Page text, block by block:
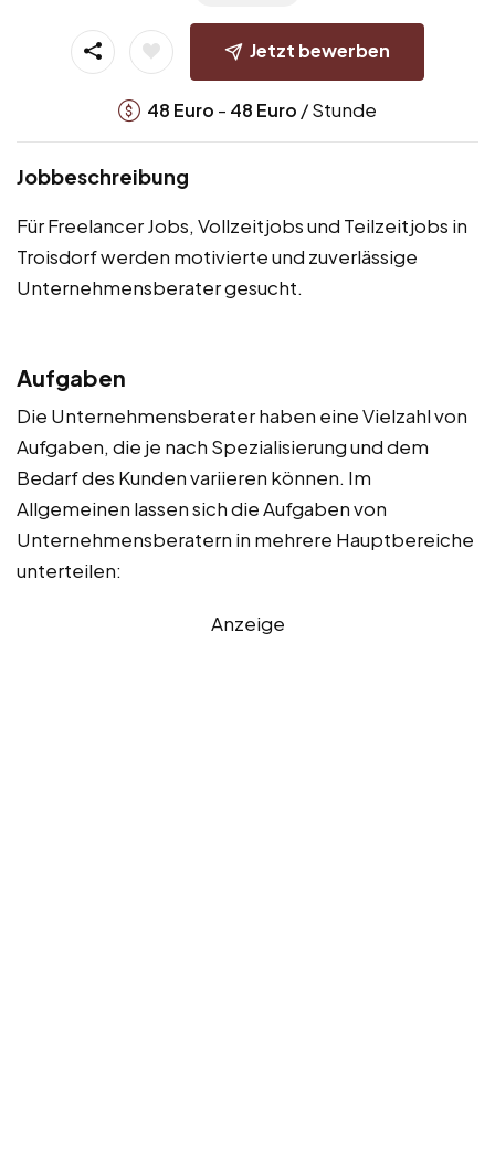
Jetzt bewerben
48 Euro - 48 Euro / Stunde
Jobbeschreibung
Für Freelancer Jobs, Vollzeitjobs und Teilzeitjobs in
Troisdorf werden motivierte und zuverlässige
Unternehmensberater gesucht.
Aufgaben
Die Unternehmensberater haben eine Vielzahl von
Aufgaben, die je nach Spezialisierung und dem
Bedarf des Kunden variieren können. Im
Allgemeinen lassen sich die Aufgaben von
Unternehmensberatern in mehrere Hauptbereiche
unterteilen:
Anzeige